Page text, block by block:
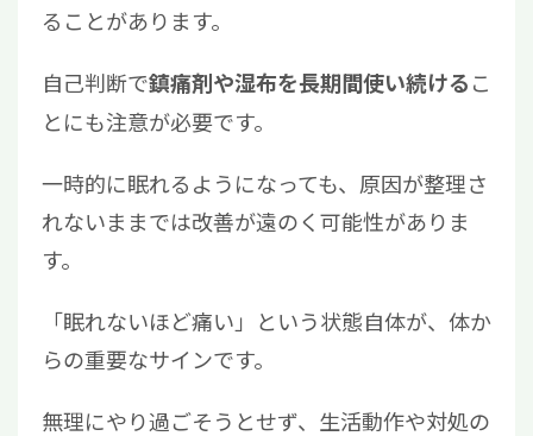
ることがあります。
自己判断で鎮痛剤や湿布を長期間使い続けるこ
とにも注意が必要です。
一時的に眠れるようになっても、原因が整理さ
れないままでは改善が遠のく可能性がありま
す。
「眠れないほど痛い」という状態自体が、体か
らの重要なサインです。
無理にやり過ごそうとせず、生活動作や対処の